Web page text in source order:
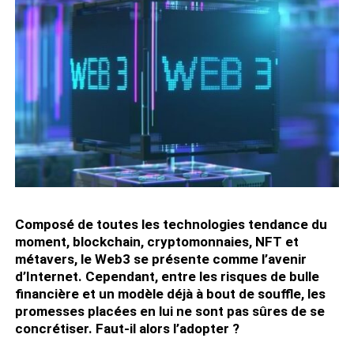
Composé de toutes les technologies tendance du
moment, blockchain, cryptomonnaies, NFT et
métavers, le Web3 se présente comme l’avenir
d’Internet. Cependant, entre les risques de bulle
financière et un modèle déjà à bout de souffle, les
promesses placées en lui ne sont pas sûres de se
concrétiser. Faut-il alors l’adopter ?